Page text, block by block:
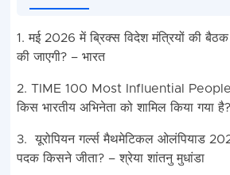
1. मई 2026 में ब्रिक्स विदेश मंत्रियों की
की जाएगी? – भारत
2. TIME 100 Most Influential
किस भारतीय अभिनेता को शामिल किया गया
3. यूरोपियन गर्ल्स मैथमेटिकल ओलंपियाड
पदक किसने जीता? – श्रेया शांतनु मुधांडा